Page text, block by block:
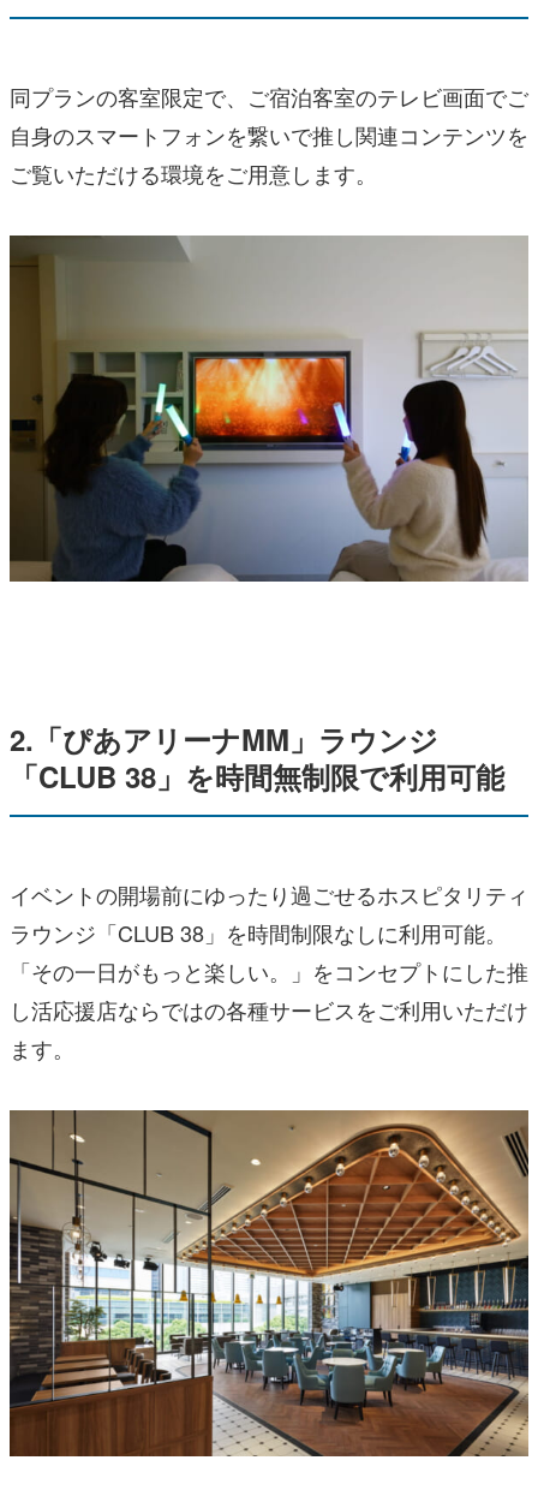
同プランの客室限定で、ご宿泊客室のテレビ画面でご
自身のスマートフォンを繋いで推し関連コンテンツを
ご覧いただける環境をご用意します。
2.「ぴあアリーナMM」ラウンジ
「CLUB 38」を時間無制限で利用可能
イベントの開場前にゆったり過ごせるホスピタリティ
ラウンジ「CLUB 38」を時間制限なしに利用可能。
「その一日がもっと楽しい。」をコンセプトにした推
し活応援店ならではの各種サービスをご利用いただけ
ます。